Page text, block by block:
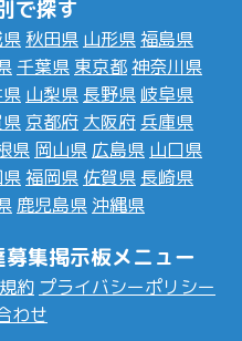
で探す
秋田県 山形県福島県
千葉県 東京都神奈川県
山梨県 長野県 岐阜県
京都府 大阪府 兵庫県
県 岡山県 広島県 山口県
福岡県 佐賀県 長崎県
鹿児島県 沖縄県
集掲示板メニュー
約 プライバシーポリシー
わせ